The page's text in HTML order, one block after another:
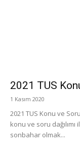
2021 TUS
1 Kasım 2020
2021 TUS Konu ve
konu ve soru
sonbahar olmak...